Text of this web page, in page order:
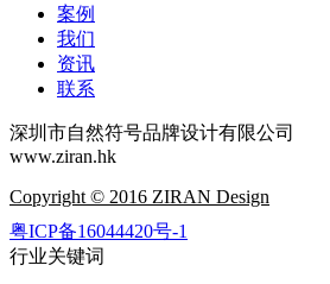
案例
我们
资讯
联系
深圳市自然符号品牌设计有限公司
www.ziran.hk
Copyright © 2016 ZIRAN Design
粤ICP备16044420号-1
行业关键词